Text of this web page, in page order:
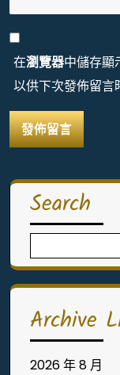
在瀏覽器中儲存顯
以供下次發佈留言
Search
for:
Archive
2026 年 8 月